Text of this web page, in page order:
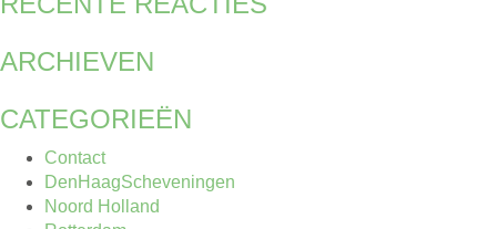
ARCHIEVEN
CATEGORIEËN
Contact
DenHaagScheveningen
Noord Holland